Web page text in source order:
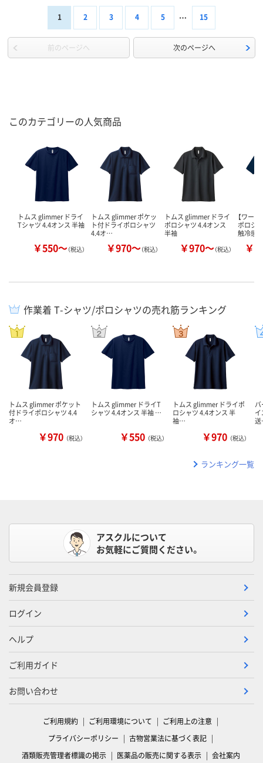
1 2 3 4 5 15
前のページへ 次のページへ
このカテゴリーの人気商品
トムス glimmer ドライ
Tシャツ 4.4オンス 半袖
￥550～（税込）
トムス glimmer ポケッ
ト付ドライポロシャツ
4.4オ…
￥970～（税込）
トムス glimmer ドライ
ポロシャツ 4.4オンス
半袖
￥970～（税込）
【ワー
ポロシ
触冷感
￥
作業着 T-シャツ/ポロシャツの売れ筋ランキング
トムス glimmer ポケット
付ドライポロシャツ 4.4
オ…
￥970 （税込）
トムス glimmer ドライT
シャツ 4.4オンス 半袖 …
￥550 （税込）
トムス glimmer ドライポ
ロシャツ 4.4オンス 半
袖…
￥970 （税込）
イ
ランキング一覧
アスクルについて
お気軽にご質問ください。
新規会員登録
ログイン
ヘルプ
ご利用ガイド
お問い合わせ
ご利用規約 ご利用環境について
ご利用上の注意
プライバシーポリシー
古物営業法に基づく表記
酒類販売管理者標識の掲示
医薬品の販売に関する表示 会社案内